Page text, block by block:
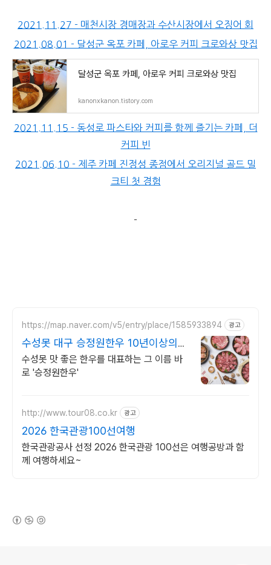
2021.11.27 - 매천시장 경매장과 수산시장에서 오징어 회
2021.08.01 - 달성군 옥포 카페, 아로우 커피 크로와상 맛집
달성군 옥포 카페, 아로우 커피 크로와상 맛집
kanonxkanon.tistory.com
2021.11.15 - 동성로 파스타와 커피를 함께 즐기는 카페, 더
커피 빈
2021.06.10 - 제주 카페 진정성 종점에서 오리지널 골드 밀
크티 첫 경험
-
https://map.naver.com/v5/entry/place/1585933894 광고
수성못 대구 승정원한우 10년이상의
한우 전통 맛집
수성못 맛 좋은 한우를 대표하는 그 이름 바
로 '승정원한우'
http://www.tour08.co.kr 광고
2026 한국관광100선여행
한국관광공사 선정 2026 한국관광 100선은 여행공방과 함
께 여행하세요~